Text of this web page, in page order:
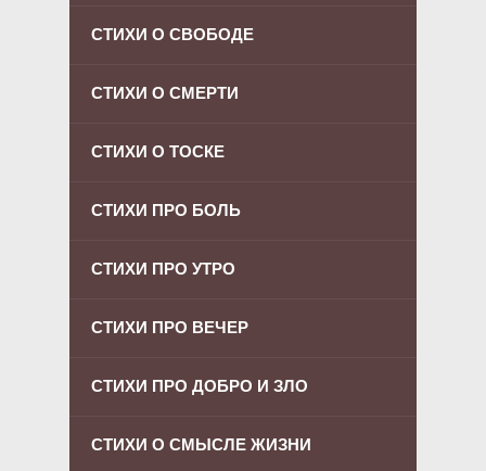
СТИХИ О СВОБОДЕ
СТИХИ О СМЕРТИ
СТИХИ О ТОСКЕ
СТИХИ ПРО БОЛЬ
СТИХИ ПРО УТРО
СТИХИ ПРО ВЕЧЕР
СТИХИ ПРО ДОБРО И ЗЛО
СТИХИ О СМЫСЛЕ ЖИЗНИ